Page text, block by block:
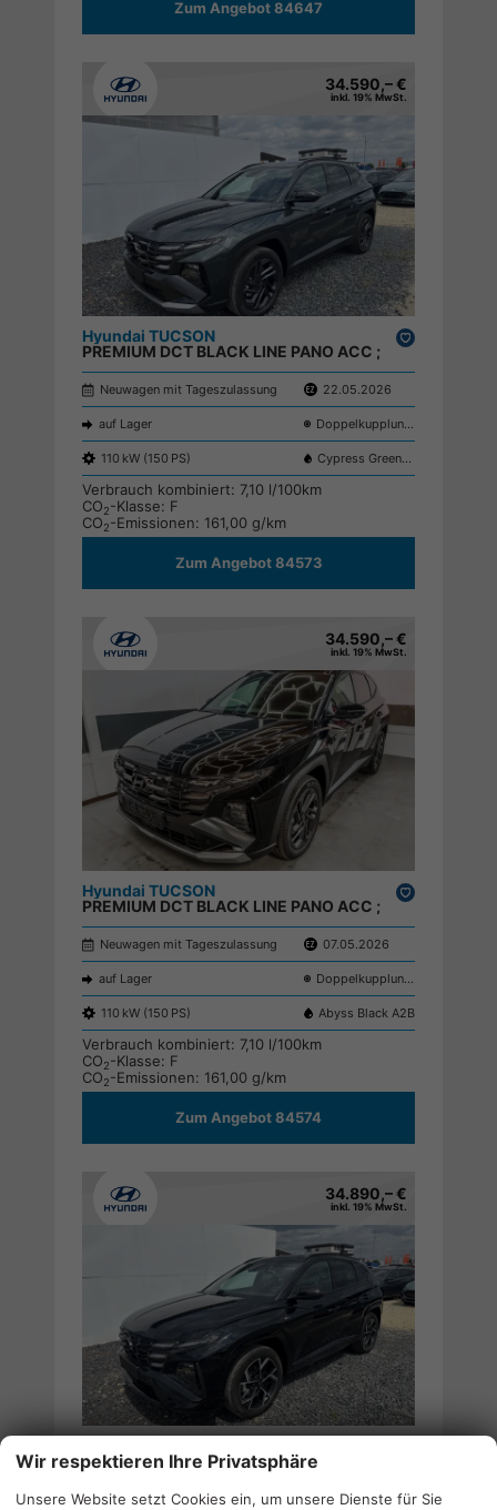
Zum Angebot 84647
34.590,– €
inkl. 19% MwSt.
Hyundai TUCSON
PREMIUM DCT BLACK LINE PANO ACC ;
Neuwagen mit Tageszulassung 22.05.2026
auf Lager Doppelkupplungsgetriebe (DSG)
110 kW (150 PS) Cypress Green T2P
Verbrauch kombiniert: 7,10 l/100km
CO2-Klasse: F
CO2-Emissionen: 161,00 g/km
Zum Angebot 84573
34.590,– €
inkl. 19% MwSt.
Hyundai TUCSON
PREMIUM DCT BLACK LINE PANO ACC ;
Neuwagen mit Tageszulassung 07.05.2026
auf Lager Doppelkupplungsgetriebe (DSG)
110 kW (150 PS) Abyss Black A2B
Verbrauch kombiniert: 7,10 l/100km
CO2-Klasse: F
CO2-Emissionen: 161,00 g/km
Zum Angebot 84574
34.890,– €
inkl. 19% MwSt.
Neuwagen mit Tageszulassung 22.05.2026
Wir respektieren Ihre Privatsphäre
Unsere Website setzt Cookies ein, um unsere Dienste für Sie